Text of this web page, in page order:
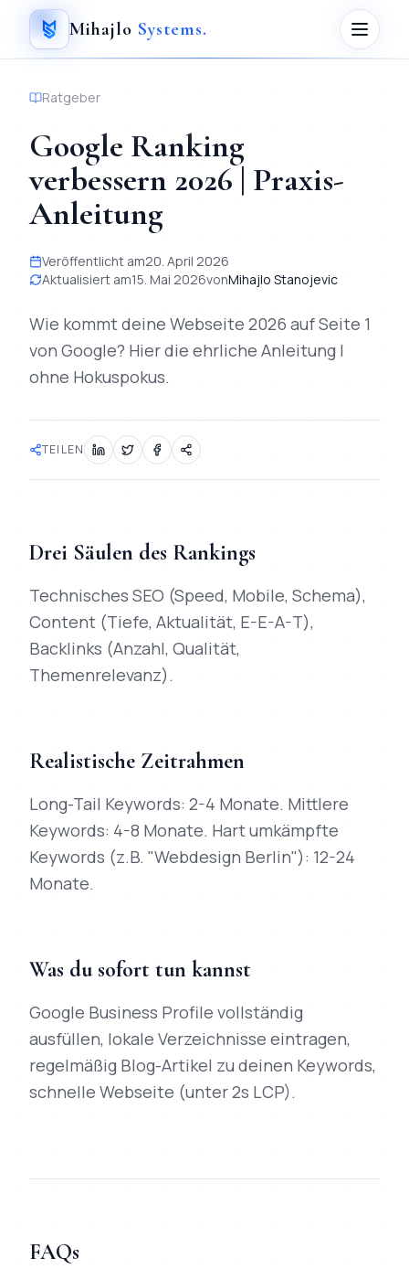
Mihajlo Systems.
Ratgeber
Google Ranking
verbessern 2026 | Praxis-
Anleitung
Veröffentlicht am20. April 2026
Aktualisiert am15. Mai 2026vonMihajlo Stanojevic
Wie kommt deine Webseite 2026 auf Seite 1
von Google? Hier die ehrliche Anleitung |
ohne Hokuspokus.
TEILEN
Drei Säulen des Rankings
Technisches SEO (Speed, Mobile, Schema),
Content (Tiefe, Aktualität, E-E-A-T),
Backlinks (Anzahl, Qualität,
Themenrelevanz).
Realistische Zeitrahmen
Long-Tail Keywords: 2-4 Monate. Mittlere
Keywords: 4-8 Monate. Hart umkämpfte
Keywords (z.B. "Webdesign Berlin"): 12-24
Monate.
Was du sofort tun kannst
Google Business Profile vollständig
ausfüllen, lokale Verzeichnisse eintragen,
regelmäßig Blog-Artikel zu deinen Keywords,
schnelle Webseite (unter 2s LCP).
FAQs